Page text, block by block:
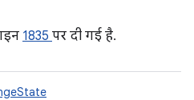
1835 पर दी गई है.